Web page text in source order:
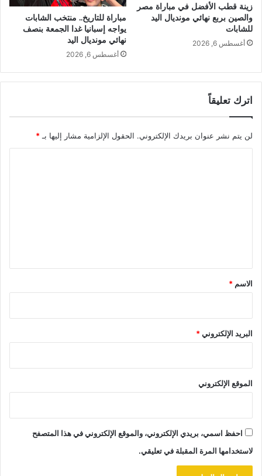
زينة قطب الأفضل في مباراة مصر
والصين بربع نهائي مونديال اليد
للشابات
أغسطس 6, 2026
مباراة للتاريخ.. منتخب الشابات
يواجه إسبانيا غدا الجمعة بنصف
نهائي مونديال اليد
أغسطس 6, 2026
اترك تعليقاً
لن يتم نشر عنوان بريدك الإلكتروني. الحقول الإلزامية مشار إليها بـ *
*
الاسم *
البريد الإلكتروني*
الموقع الإلكتروني
احفظ اسمي، بريدي الإلكتروني، والموقع الإلكتروني في هذا المتصفح
لاستخدامها المرة المقبلة في تعليقي.